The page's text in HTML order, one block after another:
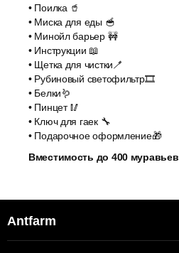
• Поилка 🥤
• Миска для еды 🥣
• Минойл барьер 🚧
• Инструкции 📖
• Щетка для чистки🪥
• Рубиновый светофильтр🎞️
• Белки🪱
• Пинцет 🥢
• Ключ для гаек 🔧
• Подарочное оформление🎁
Вместимость до 400 муравьев
Antfarm